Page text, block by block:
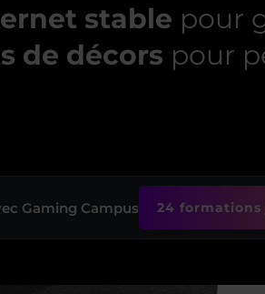
stable pour
de décors pour
Gaming Campus 24 formations